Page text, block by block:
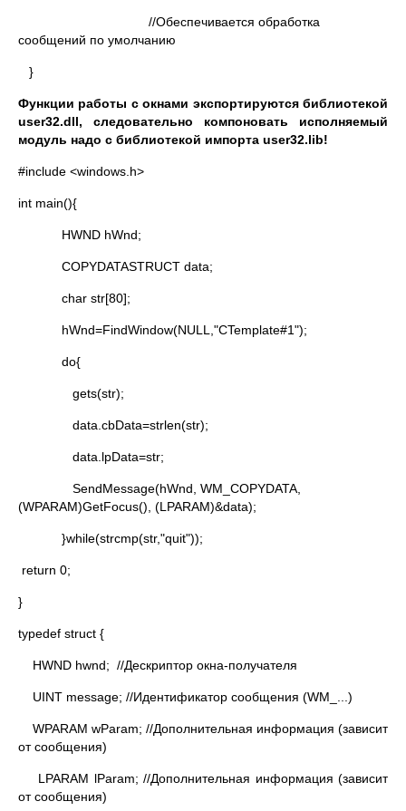
//Обеспечивается обработка
сообщений по умолчанию
}
Функции работы с окнами экспортируются библиотекой
user32.dll, следовательно компоновать исполняемый
модуль надо с библиотекой импорта user32.lib!
#include <windows.h>
int main(){
HWND hWnd;
COPYDATASTRUCT data;
char str[80];
hWnd=FindWindow(NULL,"CTemplate#1");
do{
gets(str);
data.cbData=strlen(str);
data.lpData=str;
SendMessage(hWnd, WM_COPYDATA,
(WPARAM)GetFocus(), (LPARAM)&data);
}while(strcmp(str,"quit"));
return 0;
}
typedef struct {
HWND hwnd; //Дескриптор окна-получателя
UINT message; //Идентификатор сообщения (WM_...)
WPARAM wParam; //Дополнительная информация (зависит
от сообщения)
LPARAM lParam; //Дополнительная информация (зависит
от сообщения)